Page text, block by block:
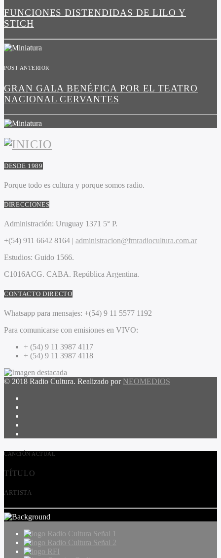
FUNCIONES DISTENDIDAS DE LILO Y
STICH
POST ANTERIOR
GRAN GALA BENÉFICA POR EL TEATRO
NACIONAL CERVANTES
DESDE 1989
Porque todo es cultura y porque somos radio.
DIRECCIONES
Administración: Uruguay 1371 5° P.
+(54) 911 6642 8164 | administracion@fmradiocultura.com.ar
Estudios: Guido 1566.
C1016ACG. CABA. República Argentina.
CONTACTO DIRECTO
Whatsapp para mensajes: +(54) 9 11 5577 1192
Para comunicarse con emisiones en VIVO:
+ (54) 9 11 3987 4117
+ (54) 9 11 3987 4118
© 2018 Radio Cultura. Realizado por NEOMEDIOS
CANCIÓN ACTUAL
TÍTULO
ARTISTA
Radio Cultura Señal 1
Radio Cultura Señal 2
RFI